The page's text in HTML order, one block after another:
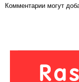
Комментарии могут